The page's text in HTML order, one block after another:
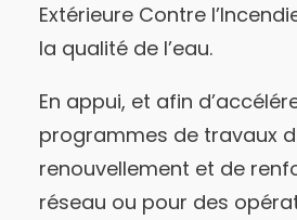
Extérieure Contre
la qualité de l’eau.
En appui, et afin
programmes de travaux
renouvellement et de
réseau ou pour des